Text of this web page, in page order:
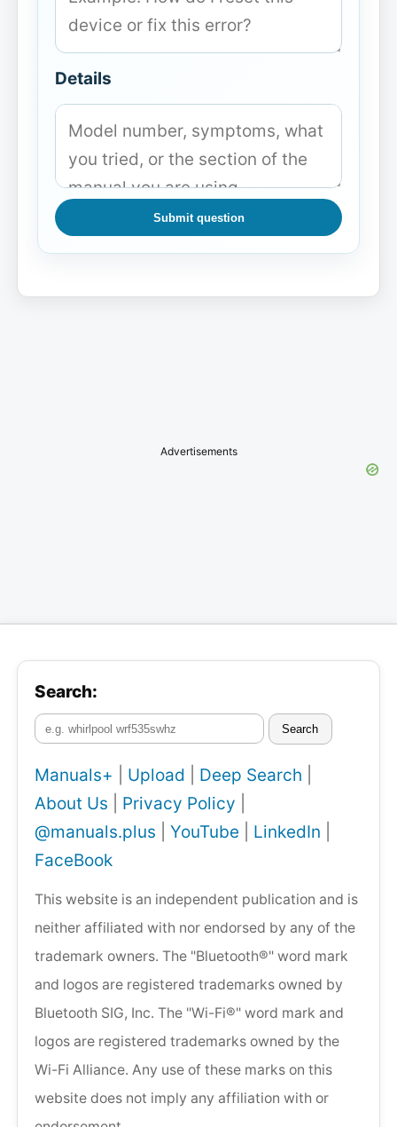
Details
Submit question
Advertisements
Search:
Search
Manuals+ Upload Deep Search
About Us
Privacy Policy
@manuals.plus
YouTube LinkedIn
FaceBook
This website is an independent publication and is
neither affiliated with nor endorsed by any of the
trademark owners. The "Bluetooth®" word mark
and logos are registered trademarks owned by
Bluetooth SIG, Inc. The "Wi-Fi®" word mark and
logos are registered trademarks owned by the
Wi-Fi Alliance. Any use of these marks on this
website does not imply any affiliation with or